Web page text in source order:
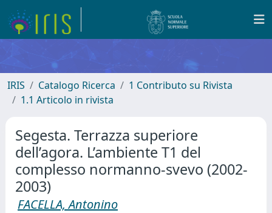
IRIS Catalogo Ricerca
1 Contributo su Rivista
1.1 Articolo in rivista
Segesta. Terrazza superiore
dell’agora. L’ambiente T1 del
complesso normanno-svevo (2002-
2003)
FACELLA, Antonino